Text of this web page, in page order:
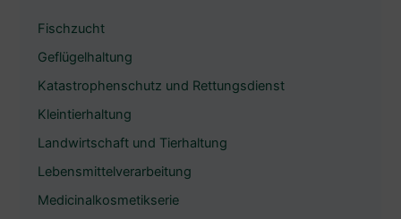
Fischzucht
Geflügelhaltung
Katastrophenschutz und Rettungsdienst
Kleintierhaltung
Landwirtschaft und Tierhaltung
Lebensmittelverarbeitung
Medicinalkosmetikserie